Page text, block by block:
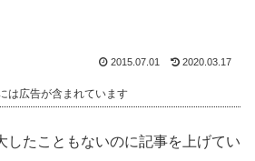
2015.07.01 2020.03.17
は広告が含まれています
したこともないのに記事を上げてい